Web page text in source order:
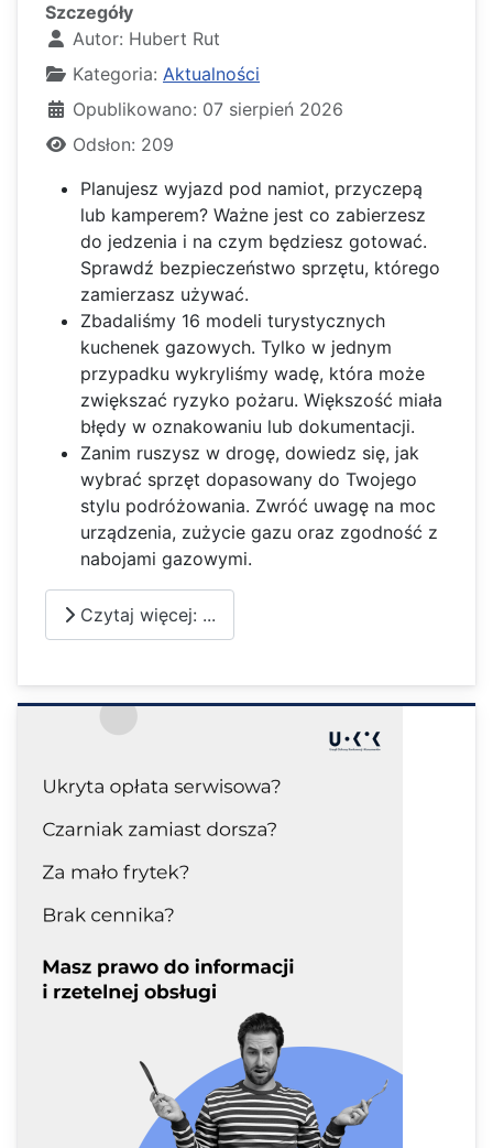
Szczegóły
Autor: Hubert Rut
Kategoria: Aktualności
Opublikowano: 07 sierpień 2026
Odsłon: 209
Planujesz wyjazd pod namiot, przyczepą
lub kamperem? Ważne jest co zabierzesz
do jedzenia i na czym będziesz gotować.
Sprawdź bezpieczeństwo sprzętu, którego
zamierzasz używać.
Zbadaliśmy 16 modeli turystycznych
kuchenek gazowych. Tylko w jednym
przypadku wykryliśmy wadę, która może
zwiększać ryzyko pożaru. Większość miała
błędy w oznakowaniu lub dokumentacji.
Zanim ruszysz w drogę, dowiedz się, jak
wybrać sprzęt dopasowany do Twojego
stylu podróżowania. Zwróć uwagę na moc
urządzenia, zużycie gazu oraz zgodność z
nabojami gazowymi.
Czytaj więcej: ...